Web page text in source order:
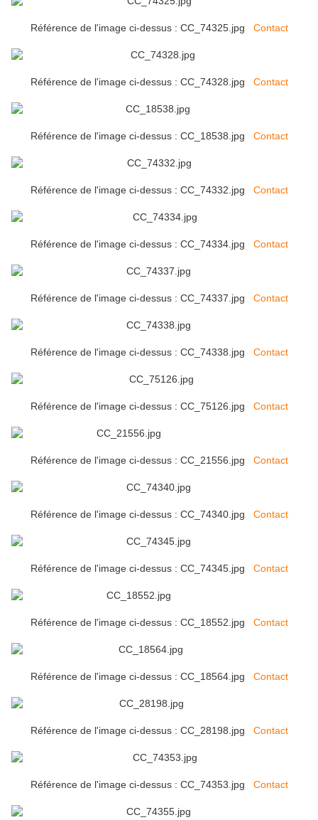
Référence de l'image ci-dessus : CC_74325.jpg Contact
Référence de l'image ci-dessus : CC_74328.jpg Contact
Référence de l'image ci-dessus : CC_18538.jpg Contact
Référence de l'image ci-dessus : CC_74332.jpg Contact
Référence de l'image ci-dessus : CC_74334.jpg Contact
Référence de l'image ci-dessus : CC_74337.jpg Contact
Référence de l'image ci-dessus : CC_74338.jpg Contact
Référence de l'image ci-dessus : CC_75126.jpg Contact
Référence de l'image ci-dessus : CC_21556.jpg Contact
Référence de l'image ci-dessus : CC_74340.jpg Contact
Référence de l'image ci-dessus : CC_74345.jpg Contact
Référence de l'image ci-dessus : CC_18552.jpg Contact
Référence de l'image ci-dessus : CC_18564.jpg Contact
Référence de l'image ci-dessus : CC_28198.jpg Contact
Référence de l'image ci-dessus : CC_74353.jpg Contact